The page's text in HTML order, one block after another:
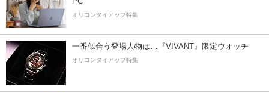
オリコンタイアップ特集
一番似合う登場人物は…『VIVANT』限定ウオッチ
オリコンタイアップ特集